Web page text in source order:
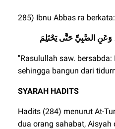
285) Ibnu Abbas ra berkata:
وَعَنِ الصَّبِيِّ حَتَّى يَحْتَلِمَ
"Rasulullah saw.
sehingga bangun dari
SYARAH HADITS
Hadits (284) menurut At-
dua orang sahabat, Aisyah